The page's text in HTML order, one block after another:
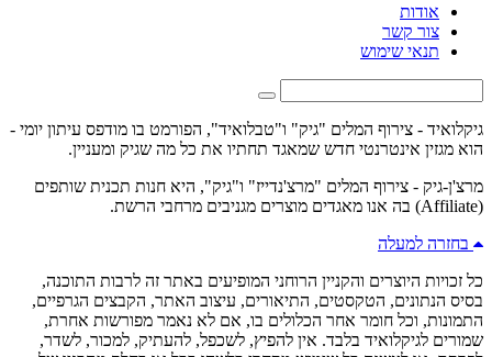
אודות
צור קשר
תנאי שימוש
גיקלואיד - צירוף המלים "גיק" ו"טבלואיד", הפורמט בו מודפס עיתון יומי -
הוא מגזין אינטרנטי חדש שמאגד תחתיו את כל מה שגיק ומעניין.
מרצ'ן-גיק - צירוף המלים "מרצ'נדייז" ו"גיק", היא חנות תכנית שותפים
(Affiliate) בה אנו מאגדים מוצרים מגניבים מרחבי הרשת.
בחזרה למעלה
כל זכויות היוצרים והקניין הרוחני המופיעים באתר זה לרבות התוכנה,
בסיס הנתונים, הטקסטים, התיאורים, עיצוב האתר, הקבצים הגרפיים,
התמונות, וכל חומר אחר הכלולים בו, אם לא נאמר מפורשות אחרת,
שמורים לגיקלואיד בלבד. אין להפיץ, לשכפל, להעתיק, למכור, לשדר,